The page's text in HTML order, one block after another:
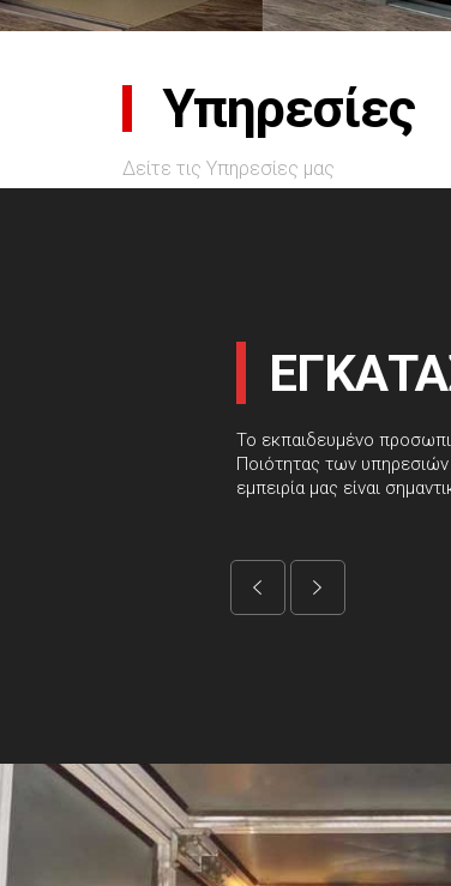
Υπηρεσίες
Δείτε τις Υπηρεσίες μας
Το εκπαιδευμένο
Ποιότητας των
εμπειρία μας είναι